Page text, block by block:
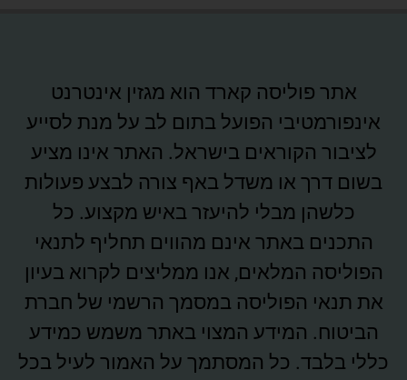
אתר פוליסה קארד הוא מגזין אינטרנט
אינפורמטיבי הפועל בתום לב על מנת לסייע
לציבור הקוראים בישראל. האתר אינו מציע
בשום דרך או משדל באף צורה לבצע פעולות
כלשהן מבלי להיעזר באיש מקצוע. כל
התכנים באתר אינם מהווים תחליף לתנאי
הפוליסה המלאים, אנו ממליצים לקרוא בעיון
את תנאי הפוליסה במסמך הרשמי של חברת
הביטוח. המידע המצוי באתר משמש כמידע
כללי בלבד. כל המסתמך על האמור לעיל בכל